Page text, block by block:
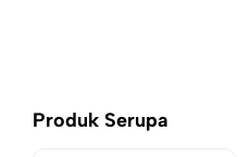
Produk Serupa